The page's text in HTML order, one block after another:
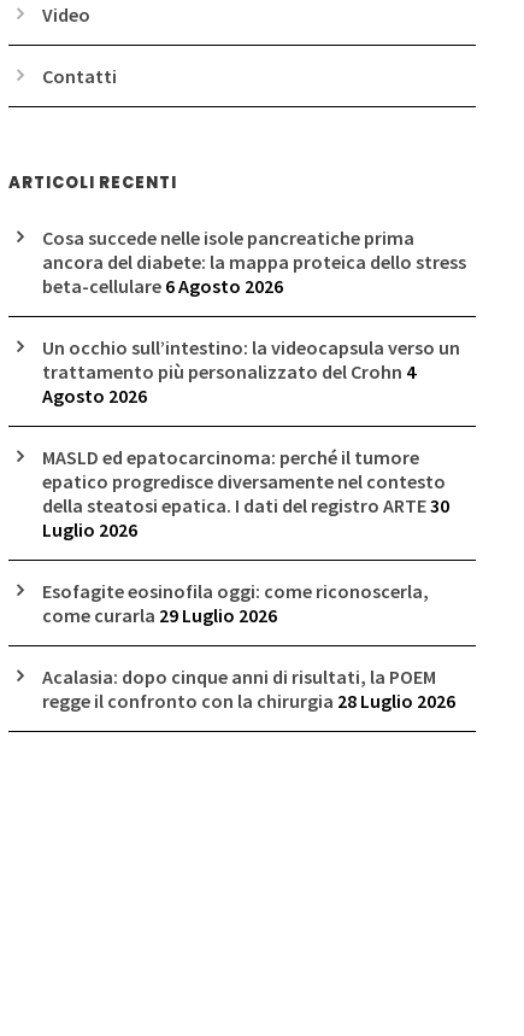
Video
Contatti
ARTICOLI RECENTI
Cosa succede nelle isole pancreatiche prima
ancora del diabete: la mappa proteica dello stress
beta-cellulare 6 Agosto 2026
Un occhio sull’intestino: la videocapsula verso un
trattamento più personalizzato del Crohn 4
Agosto 2026
MASLD ed epatocarcinoma: perché il tumore
epatico progredisce diversamente nel contesto
della steatosi epatica. I dati del registro ARTE30
Luglio 2026
Esofagite eosinofila oggi: come riconoscerla,
come curarla 29 Luglio 2026
Acalasia: dopo cinque anni di risultati, la POEM
regge il confronto con la chirurgia 28 Luglio 2026